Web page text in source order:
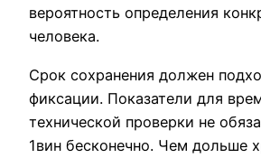
вероятность определения
человека.
Срок сохранения должен
фиксации. Показатели для
технической проверки не
1вин бесконечно. Чем дольше